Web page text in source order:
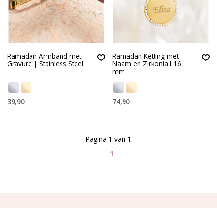
Ramadan Armband met
Gravure | Stainless Steel
39,90
Ramadan Ketting met
Naam en Zirkonia I 16
mm
74,90
1
Pagina 1 van 1